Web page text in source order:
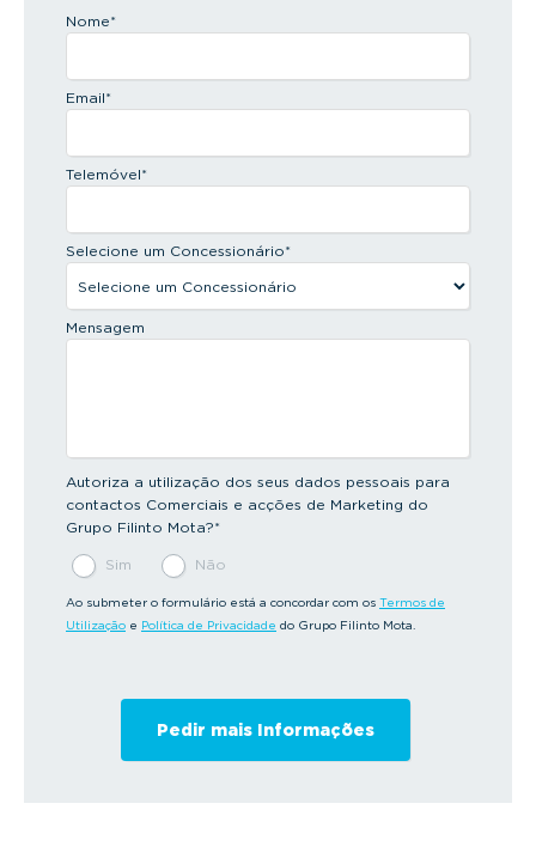
Nome*
Email*
Telemóvel*
Selecione um Concessionário*
Mensagem
Autoriza a utilização dos seus dados pessoais para
contactos Comerciais e acções de Marketing do
Grupo Filinto Mota?*
Sim Não
Ao submeter o formulário está a concordar com os Termos de
Utilização e Política de Privacidade do Grupo Filinto Mota.